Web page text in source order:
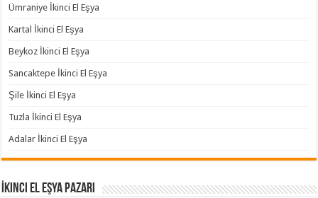
Ümraniye İkinci El Eşya
Kartal İkinci El Eşya
Beykoz İkinci El Eşya
Sancaktepe İkinci El Eşya
Şile İkinci El Eşya
Tuzla İkinci El Eşya
Adalar İkinci El Eşya
İkinci El Eşya Pazarı